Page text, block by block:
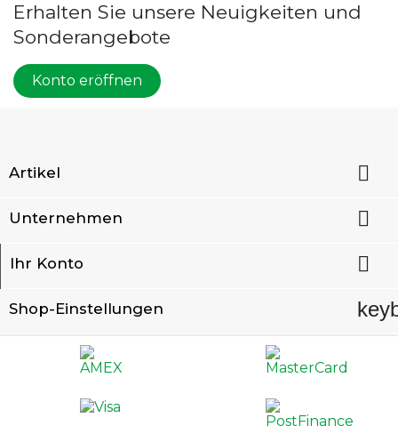
Erhalten Sie unsere Neuigkeiten und
Sonderangebote
Konto eröffnen
Artikel 
Unternehmen 
Ihr Konto 
Shop-Einstellungen